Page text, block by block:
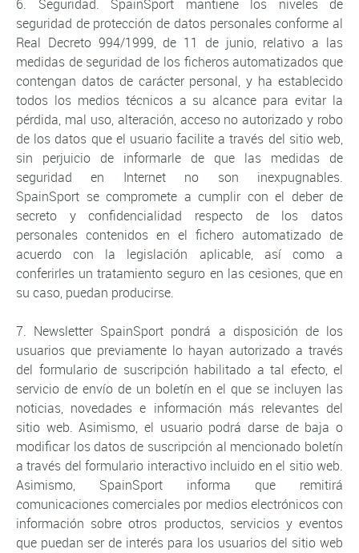
6. Seguridad. SpainSport mantiene los niveles de
seguridad de protección de datos personales conforme al
Real Decreto 994/1999, de 11 de junio, relativo a las
medidas de seguridad de los ficheros automatizados que
contengan datos de carácter personal, y ha establecido
todos los medios técnicos a su alcance para evitar la
pérdida, mal uso, alteración, acceso no autorizado y robo
de los datos que el usuario facilite a través del sitio web,
sin perjuicio de informarle de que las medidas de
seguridad en Internet no son inexpugnables.
SpainSport se compromete a cumplir con el deber de
secreto y confidencialidad respecto de los datos
personales contenidos en el fichero automatizado de
acuerdo con la legislación aplicable, así como a
conferirles un tratamiento seguro en las cesiones, que en
su caso, puedan producirse.
7. Newsletter SpainSport pondrá a disposición de los
usuarios que previamente lo hayan autorizado a través
del formulario de suscripción habilitado a tal efecto, el
servicio de envío de un boletín en el que se incluyen las
noticias, novedades e información más relevantes del
sitio web. Asimismo, el usuario podrá darse de baja o
modificar los datos de suscripción al mencionado boletín
a través del formulario interactivo incluido en el sitio web.
Asimismo, SpainSport informa que remitirá
comunicaciones comerciales por medios electrónicos con
información sobre otros productos, servicios y eventos
que puedan ser de interés para los usuarios del sitio web